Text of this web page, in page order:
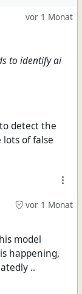
vor 1 Monat
to identify ai
detect the
of false
vor 1 Monat
model
happening,
..